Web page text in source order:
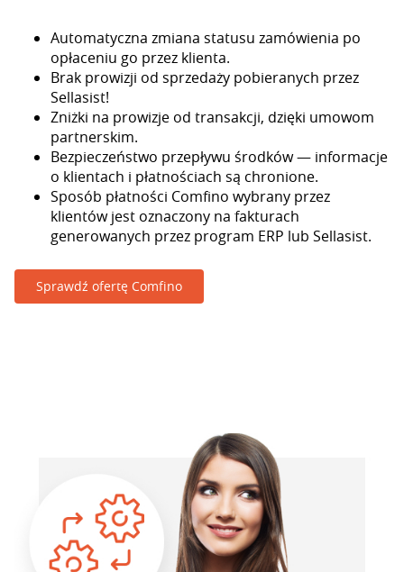
Automatyczna zmiana statusu zamówienia po
opłaceniu go przez klienta.
Brak prowizji od sprzedaży pobieranych przez
Sellasist!
Zniżki na prowizje od transakcji, dzięki umowom
partnerskim.
Bezpieczeństwo przepływu środków — informacje
o klientach i płatnościach są chronione.
Sposób płatności Comfino wybrany przez
klientów jest oznaczony na fakturach
generowanych przez program ERP lub Sellasist.
Sprawdź ofertę Comfino